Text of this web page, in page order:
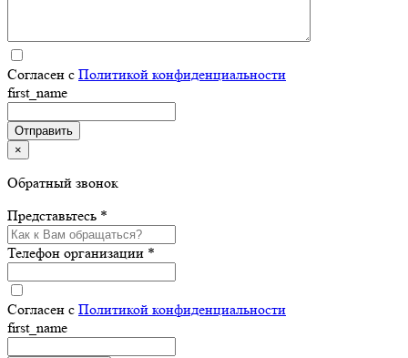
Согласен с Политикой конфиденциальности
first_name
×
Обратный звонок
Представьтесь *
Телефон организации *
Согласен с Политикой конфиденциальности
first_name